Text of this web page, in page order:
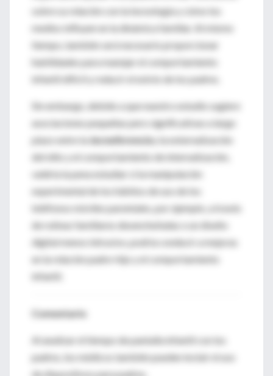
sobre su relación con la tecnología y cómo los
medios influyen en la dinámica familiar. Al mismo
tiempo, también será necesario proporcionar
habilidades para manejar el comportamiento
infantil difícil y reducir el estrés de los padres.
Sin embargo, debido a que nuestro estudio sugiere
asociaciones pequeñas pero significativas a largo
plazo entre latecnoferenciay la externalización
del niño y el comportamiento de internalización,
valdría la pena estudiar si la manipulación
experimental de los hábitos de uso de los
teléfonos móviles parentales, por ejemplo, a través
de rutinas familiares desenchufadas o un diseño
digital menos intrusivo, podría conducir a mejoras
en la relación padre-hijo y el comportamiento
infantil.
Comentario
Al analizar el tiempo de pantalla infantil con los
padres, los médicos también pueden incluir el uso